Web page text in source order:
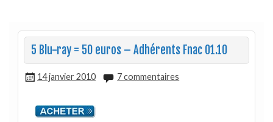
5 Blu-ray = 50 euros – Adhérents Fnac 01.10
14 janvier 2010 7 commentaires